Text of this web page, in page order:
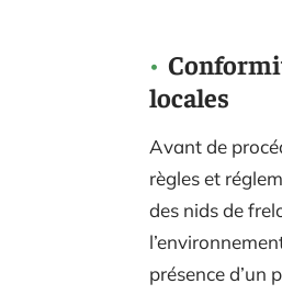
locales
Avant de
règles et
des nids de
présence d’un